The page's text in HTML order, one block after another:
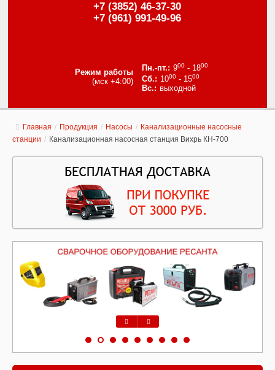
+7 (3852) 46-37-30
+7 (961) 991-49-96
Режим работы
(мск +4:00)
900- 1800
1000- 1500
выходной
Главная / Продукция / Насосы / Канализационные насосные
станции / Канализационная насосная станция Вихрь КН-700